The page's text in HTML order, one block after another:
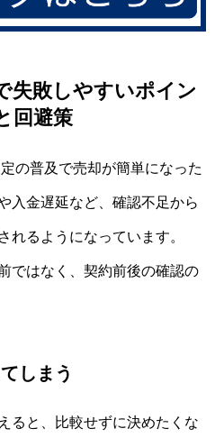
失敗しやすいポイン
回避策
の普及で売却が簡単になった
入金遅延など、確認不足から
れるようになっています。
ではなく、契約前後の確認の
しまう
ると、比較せずに決めたくな